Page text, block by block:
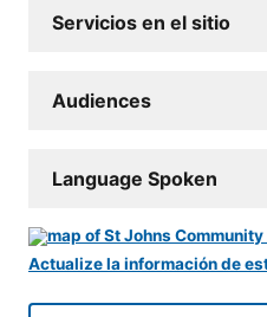
Servicios en el sitio
Audiences
Language Spoken
Actualize la información de